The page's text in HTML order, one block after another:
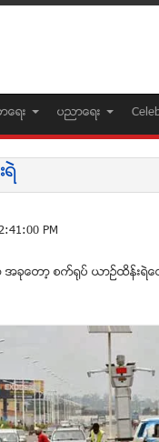
ေရး ပညာေရး
PM
ခုေတာ့ စက္႐ုပ္ ယာဥ္ထိန္းရဲေတ